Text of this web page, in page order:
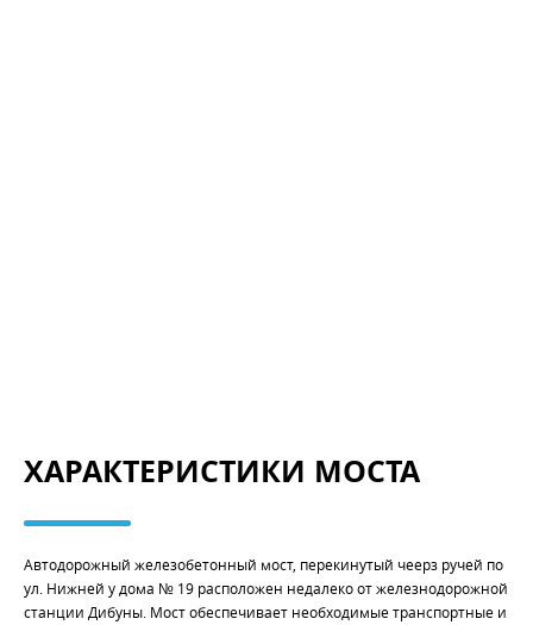
ХАРАКТЕРИСТИКИ МОСТА
Автодорожный железобетонный мост, перекинутый чеерз ручей по
ул. Нижней у дома № 19 расположен недалеко от железнодорожной
станции Дибуны. Мост обеспечивает необходимые транспортные и